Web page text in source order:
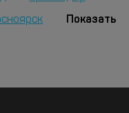
Показать